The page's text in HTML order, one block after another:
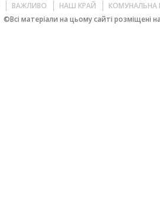
ВАЖЛИВО НАШ КРАЙ
КОМУНАЛЬНА
©Всі матеріали на цьому сайті розміщені